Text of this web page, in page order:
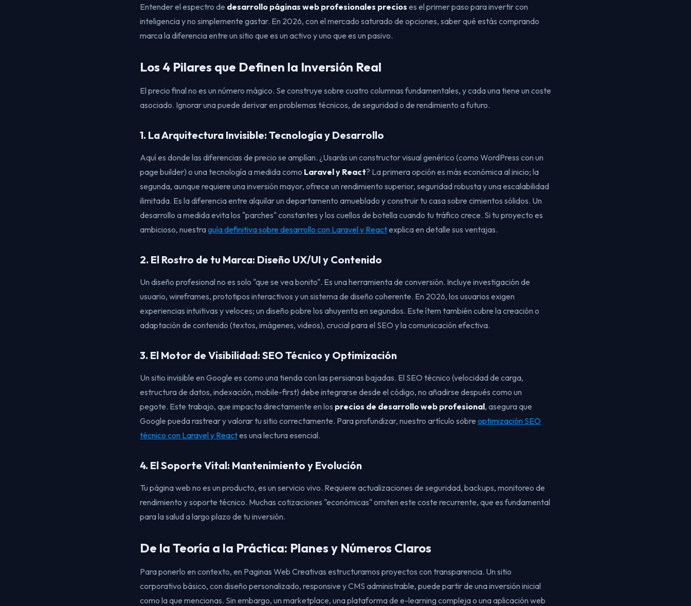
Entender el espectro de desarrollo páginas web profesionales precios es el primer paso para invertir con
inteligencia y no simplemente gastar. En 2026, con el mercado saturado de opciones, saber qué estás comprando
marca la diferencia entre un sitio que es un activo y uno que es un pasivo.
Los 4 Pilares que Definen la Inversión Real
El precio final no es un número mágico. Se construye sobre cuatro columnas fundamentales, y cada una tiene un coste
asociado. Ignorar una puede derivar en problemas técnicos, de seguridad o de rendimiento a futuro.
1. La Arquitectura Invisible: Tecnología y Desarrollo
Aquí es donde las diferencias de precio se amplían. ¿Usarás un constructor visual genérico (como WordPress con un
page builder) o una tecnología a medida como Laravel y React? La primera opción es más económica al inicio; la
segunda, aunque requiere una inversión mayor, ofrece un rendimiento superior, seguridad robusta y una escalabilidad
ilimitada. Es la diferencia entre alquilar un departamento amueblado y construir tu casa sobre cimientos sólidos. Un
desarrollo a medida evita los "parches" constantes y los cuellos de botella cuando tu tráfico crece. Si tu proyecto es
ambicioso, nuestraguía definitiva sobre desarrollo con Laravel y Reactexplica en detalle sus ventajas.
2. El Rostro de tu Marca: Diseño UX/UI y Contenido
Un diseño profesional no es solo "que se vea bonito". Es una herramienta de conversión. Incluye investigación de
usuario, wireframes, prototipos interactivos y un sistema de diseño coherente. En 2026, los usuarios exigen
experiencias intuitivas y veloces; un diseño pobre los ahuyenta en segundos. Este ítem también cubre la creación o
adaptación de contenido (textos, imágenes, videos), crucial para el SEO y la comunicación efectiva.
3. El Motor de Visibilidad: SEO Técnico y Optimización
Un sitio invisible en Google es como una tienda con las persianas bajadas. El SEO técnico (velocidad de carga,
estructura de datos, indexación, mobile-first) debe integrarse desde el código, no añadirse después como un
pegote. Este trabajo, que impacta directamente en los precios de desarrollo web profesional, asegura que
Google pueda rastrear y valorar tu sitio correctamente. Para profundizar, nuestro artículo sobre optimización SEO
técnico con Laravel y Reactes una lectura esencial.
4. El Soporte Vital: Mantenimiento y Evolución
Tu página web no es un producto, es un servicio vivo. Requiere actualizaciones de seguridad, backups, monitoreo de
rendimiento y soporte técnico. Muchas cotizaciones "económicas" omiten este coste recurrente, que es fundamental
para la salud a largo plazo de tu inversión.
De la Teoría a la Práctica: Planes y Números Claros
Para ponerlo en contexto, en Paginas Web Creativas estructuramos proyectos con transparencia. Un sitio
corporativo básico, con diseño personalizado, responsive y CMS administrable, puede partir de una inversión inicial
como la que mencionas. Sin embargo, un marketplace, una plataforma de e-learning compleja o una aplicación web